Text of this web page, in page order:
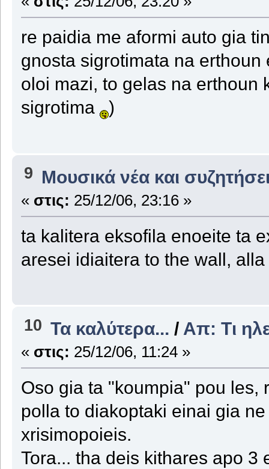
re paidia me aformi auto gia
gnosta sigrotimata na
oloi mazi, to gelas na erthoun
sigrotima
)
9 Μουσικά νέα και
« στις: 25/12/06, 23:16 »
ta kalitera eksofila enoeite ta
aresei idiaitera to the wall,
10 Τα καλύτερα... / Απ: Tι
« στις: 25/12/06, 11:24 »
Oso gia ta "koumpia" pou les,
polla to diakoptaki einai gia
xrisimopoieis.
Tora... tha deis kithares apo